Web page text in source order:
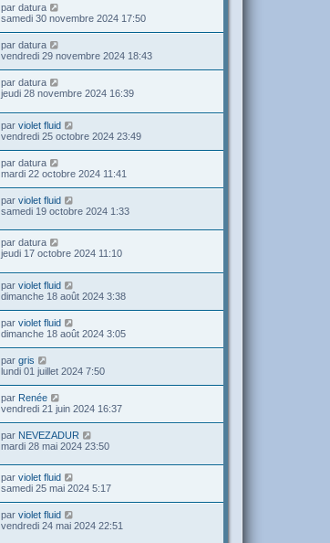
par datura
samedi 30 novembre 2024 17:50
par datura
vendredi 29 novembre 2024 18:43
par datura
jeudi 28 novembre 2024 16:39
par violet fluid
vendredi 25 octobre 2024 23:49
par datura
mardi 22 octobre 2024 11:41
par violet fluid
samedi 19 octobre 2024 1:33
par datura
jeudi 17 octobre 2024 11:10
par violet fluid
dimanche 18 août 2024 3:38
par violet fluid
dimanche 18 août 2024 3:05
par gris
lundi 01 juillet 2024 7:50
par Renée
vendredi 21 juin 2024 16:37
par NEVEZADUR
mardi 28 mai 2024 23:50
par violet fluid
samedi 25 mai 2024 5:17
par violet fluid
vendredi 24 mai 2024 22:51